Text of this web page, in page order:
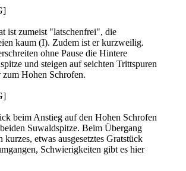
ist zumeist "latschenfrei", die
kaum (I). Zudem ist er kurzweilig.
ohne Pause die Hintere
und steigen auf seichten Trittspuren
zum Hohen Schrofen.
beim Anstieg auf den Hohen Schrofen
Suwaldspitze. Beim Übergang
kurzes, etwas ausgesetztes Gratstück
Schwierigkeiten gibt es hier